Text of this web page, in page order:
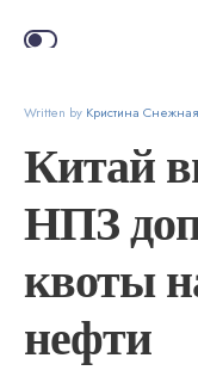
Written by Кристина Снежная
Китай
НПЗ
квоты
нефти